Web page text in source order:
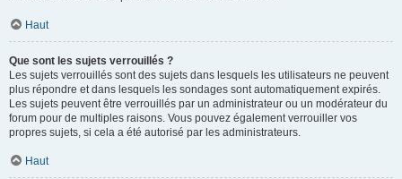
Haut
Que sont les sujets verrouillés ?
Les sujets verrouillés sont des sujets dans lesquels les utilisateurs ne peuvent
plus répondre et dans lesquels les sondages sont automatiquement expirés.
Les sujets peuvent être verrouillés par un administrateur ou un modérateur du
forum pour de multiples raisons. Vous pouvez également verrouiller vos
propres sujets, si cela a été autorisé par les administrateurs.
Haut